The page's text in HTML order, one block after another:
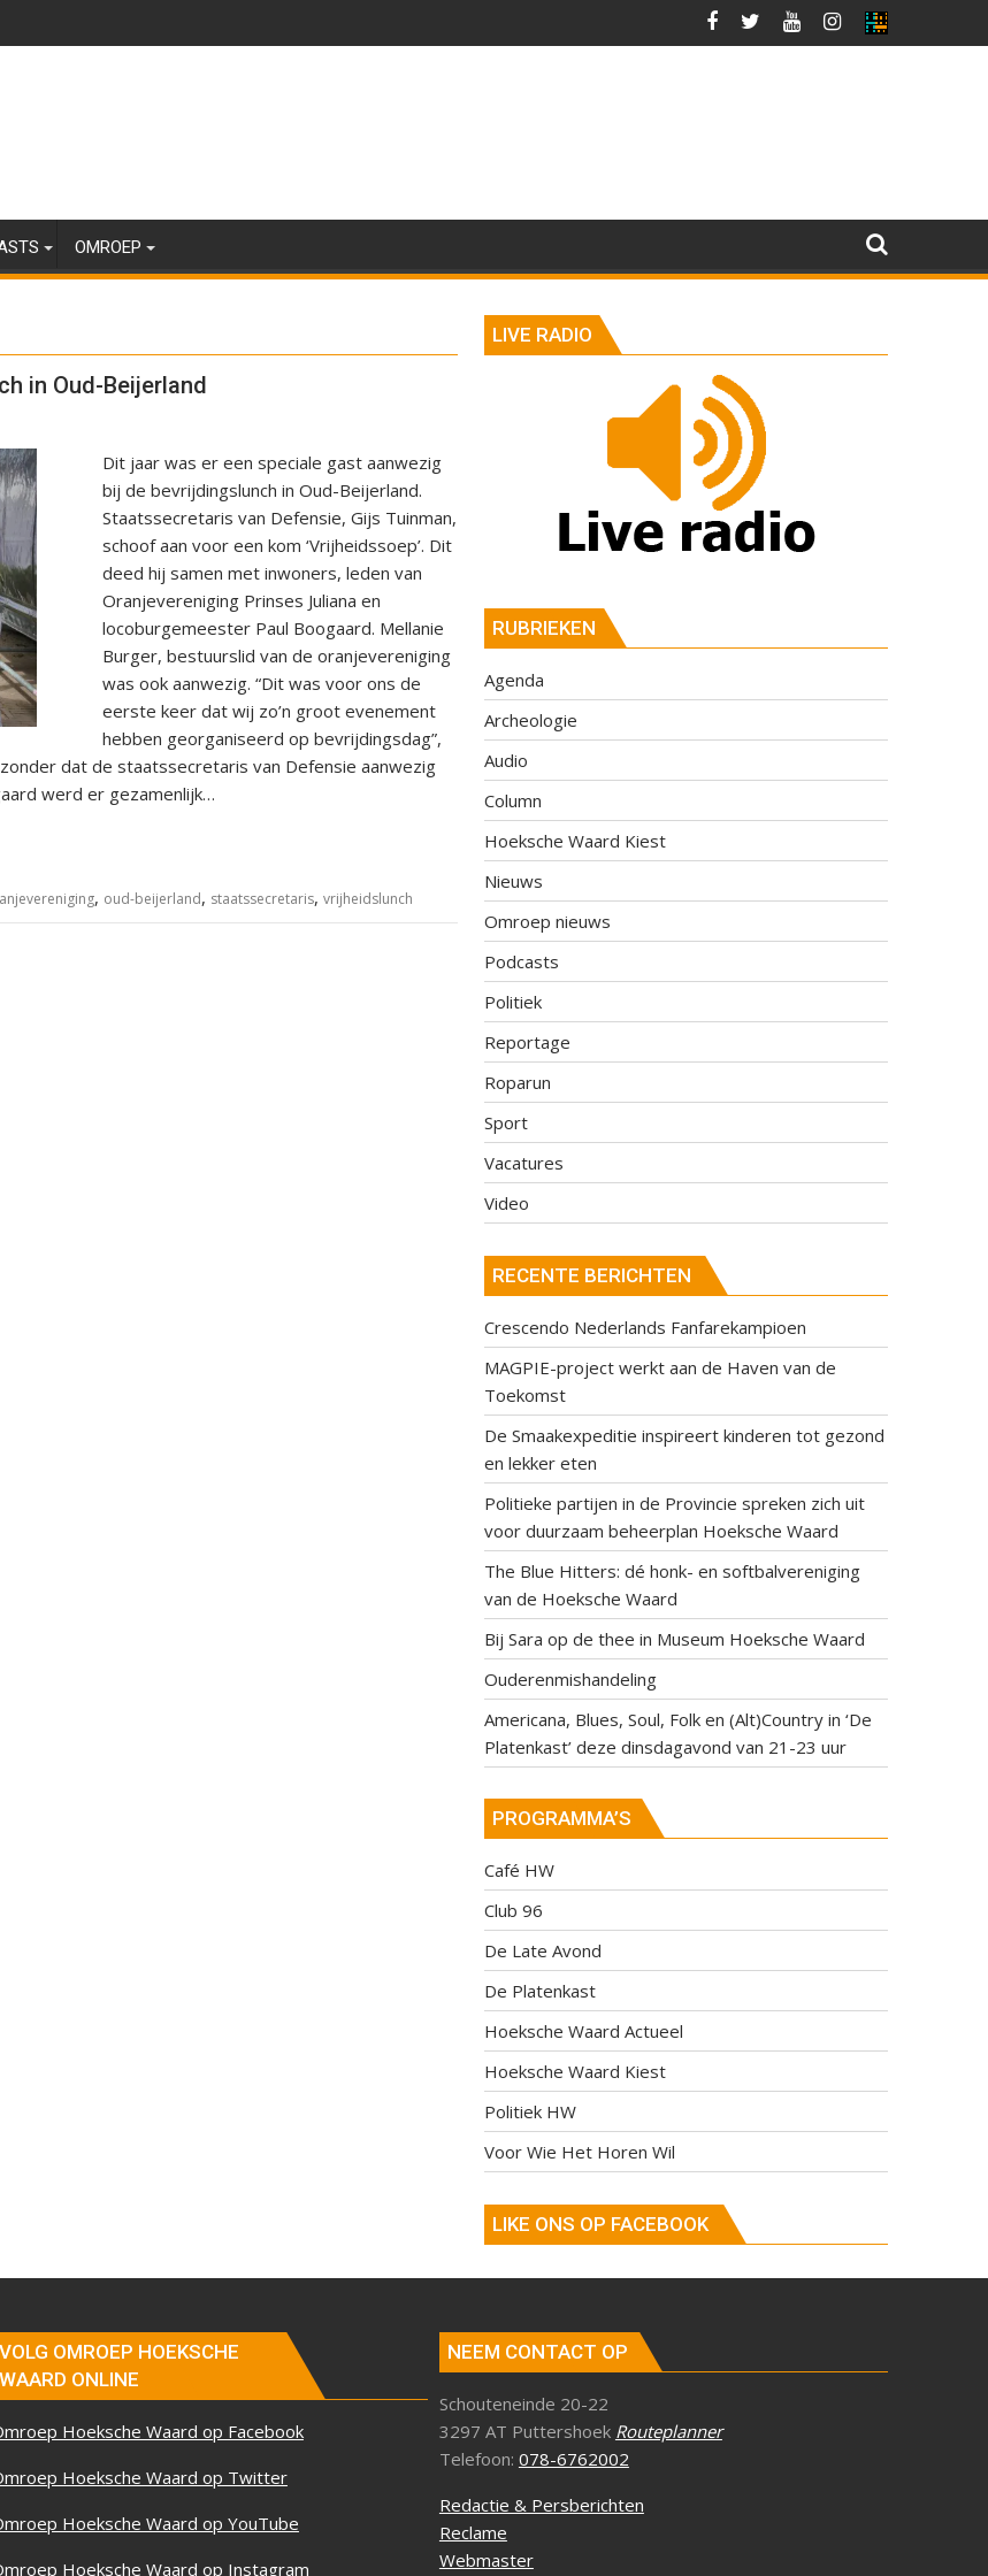
OMROEP
in Oud-Beijerland
Dit jaar was er een speciale gast aanwezig
bij de bevrijdingslunch in Oud-Beijerland.
Staatssecretaris van Defensie, Gijs Tuinman,
schoof aan voor een kom ‘Vrijheidssoep’. Dit
deed hij samen met inwoners, leden van
Oranjevereniging Prinses Juliana en
locoburgemeester Paul Boogaard. Mellanie
Burger, bestuurslid van de oranjevereniging
was ook aanwezig. “Dit was voor ons de
eerste keer dat wij zo’n groot evenement
hebben georganiseerd op bevrijdingsdag”,
dat de staatssecretaris van Defensie aanwezig
werd er gezamenlijk…
, oud-beijerland, staatssecretaris, vrijheidslunch
LIVE RADIO
RUBRIEKEN
Agenda
Archeologie
Audio
Column
Hoeksche Waard Kiest
Nieuws
Omroep nieuws
Podcasts
Politiek
Reportage
Roparun
Sport
Vacatures
Video
RECENTE BERICHTEN
Crescendo Nederlands Fanfarekampioen
MAGPIE-project werkt aan de Haven van de
Toekomst
De Smaakexpeditie inspireert kinderen tot gezond
en lekker eten
Politieke partijen in de Provincie spreken zich uit
voor duurzaam beheerplan Hoeksche Waard
The Blue Hitters: dé honk- en softbalvereniging
van de Hoeksche Waard
Bij Sara op de thee in Museum Hoeksche Waard
Ouderenmishandeling
Americana, Blues, Soul, Folk en (Alt)Country in ‘De
Platenkast’ deze dinsdagavond van 21-23 uur
PROGRAMMA’S
Café HW
Club 96
De Late Avond
De Platenkast
Hoeksche Waard Actueel
Hoeksche Waard Kiest
Politiek HW
Voor Wie Het Horen Wil
LIKE ONS OP FACEBOOK
VOLG OMROEP HOEKSCHE
WAARD ONLINE
Hoeksche Waard op Facebook
Hoeksche Waard op Twitter
Hoeksche Waard op YouTube
Hoeksche Waard op Instagram
NEEM CONTACT OP
Schouteneinde 20-22
3297 AT Puttershoek Routeplanner
Telefoon: 078-6762002
Redactie & Persberichten
Reclame
Webmaster